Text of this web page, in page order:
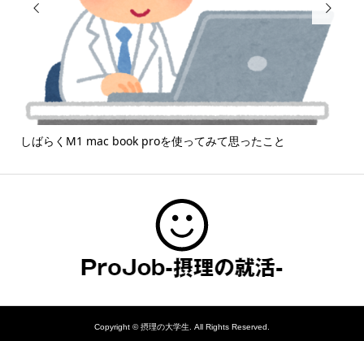

しばらくM1 mac book proを使ってみて思ったこと

Copyright ©摂理の大学生. All Rights Reserved.